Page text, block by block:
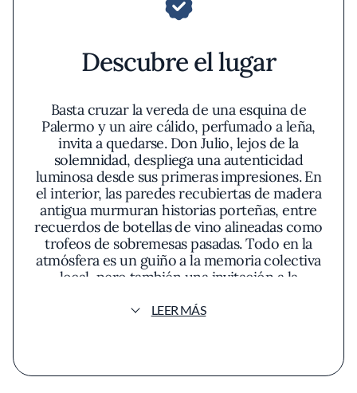
Descubre el lugar
Basta cruzar la vereda de una esquina de
Palermo y un aire cálido, perfumado a leña,
invita a quedarse. Don Julio, lejos de la
solemnidad, despliega una autenticidad
luminosa desde sus primeras impresiones. En
el interior, las paredes recubiertas de madera
antigua murmuran historias porteñas, entre
recuerdos de botellas de vino alineadas como
trofeos de sobremesas pasadas. Todo en la
atmósfera es un guiño a la memoria colectiva
local, pero también una invitación a la
destellos anaranjados de las brasas,
La cocina abierta no solo expone el fuego,
LEER MÁS